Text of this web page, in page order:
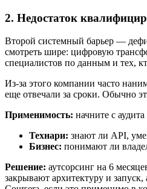
2. Недостаток
Второй системный барьер —
смотреть шире: цифровую
специалистов по данным и тех,
Из-за этого компании часто
еще отвечали за сроки. Обычно
Применимость: начните с
Технари: знают ли API,
Бизнес: понимают ли
Решение: аутсорсинг на 6
закрывают архитектуру и